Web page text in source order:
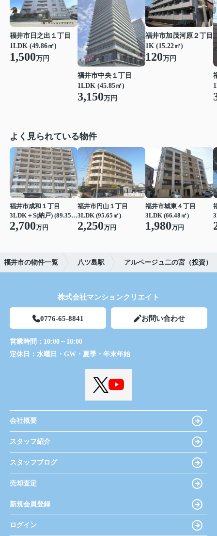
福井市日之出１丁目
1LDK (49.86㎡)
1,500万円
福井市中央１丁目
1LDK (45.85㎡)
3,150万円
福井市加茂河原２丁目
1K (15.22㎡)
120万円
よく見られている物件
福井市成和１丁目
3LDK＋S(納戸) (89.35㎡)
2,700万円
福井市円山１丁目
3LDK (95.65㎡)
2,250万円
福井市城東４丁目
3LDK (66.48㎡)
1,980万円
福井市の物件一覧 八ツ島駅 アルページュ二の宮（投資）
株式会社マンションクリエイト
0776-65-8841 お問い合わせ
営業時間： 10:00～18:00
定休日： 水曜日・GW・夏季・年末年始
会社概要
スタッフ紹介
スタッフブログ
売却査定
新規会員登録
ログイン